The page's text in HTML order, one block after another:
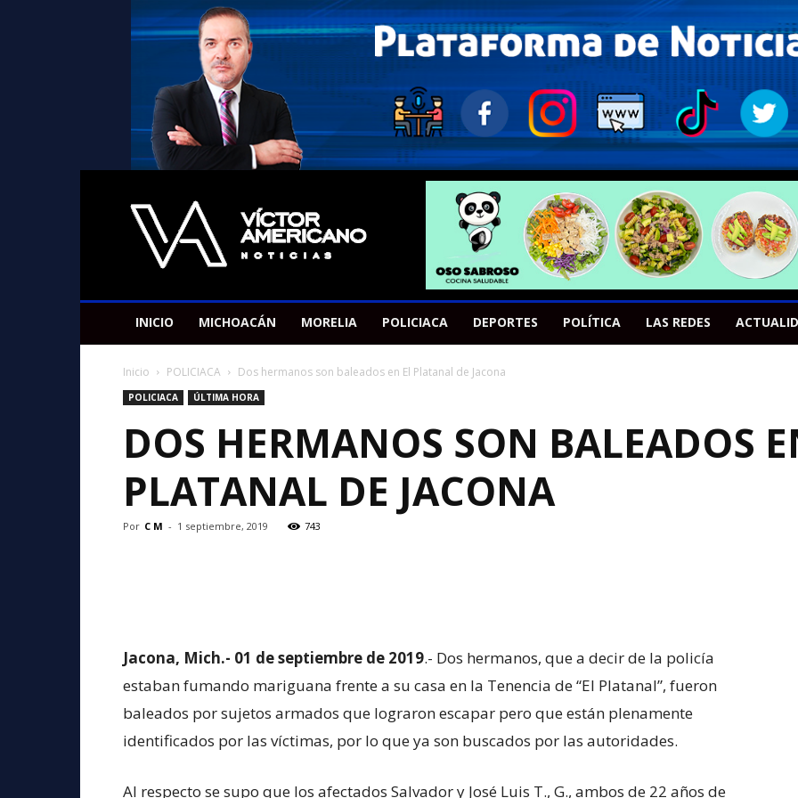
Americano
Victor
INICIO MICHOACÁN MORELIA POLICIACA DEPORTES POLÍTICA LAS REDES
Inicio POLICIACA Dos hermanos son baleados en El Platanal de Jacona
POLICIACA ÚLTIMA HORA
DOS HERMANOS SON BALEADOS
PLATANAL DE JACONA
Por C M - 1 septiembre, 2019 743
Jacona, Mich.- 01 de septiembre de 2019.- Dos hermanos, que a decir de la policía
estaban fumando mariguana frente a su casa en la Tenencia de “El Platanal”, fueron
baleados por sujetos armados que lograron escapar pero que están plenamente
identificados por las víctimas, por lo que ya son buscados por las autoridades.
Al respecto se supo que los afectados Salvador y José Luis T., G., ambos de 22 años de